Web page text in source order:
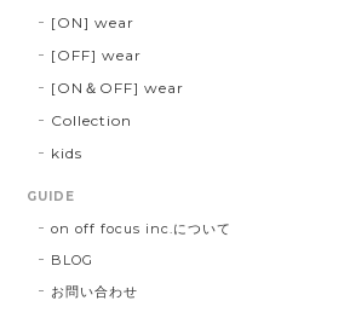
[ON] wear
[OFF] wear
[ON＆OFF] wear
Collection
kids
GUIDE
on off focus inc.について
BLOG
お問い合わせ